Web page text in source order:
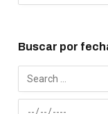
Buscar por